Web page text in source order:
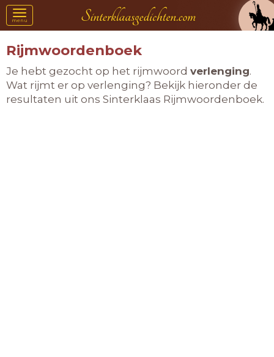
Toggle
navigation
menu
Rijmwoordenboek
Je hebt gezocht op het rijmwoord verlenging.
Wat rijmt er op verlenging? Bekijk hieronder de
resultaten uit ons Sinterklaas Rijmwoordenboek.